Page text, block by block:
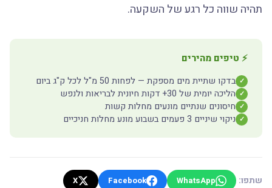
תהיה שווה כל רגע של השקעה.
⚡ טיפים מהירים
✓ בדקו שתיית מים מספקת — לפחות 50 מ"ל לכל ק"ג ביום
✓ הליכה יומית של 30+ דקות חיונית לבריאות ולנפש
✓ חיסונים שנתיים מונעים מחלות קשות
✓ ניקוי שיניים 3 פעמים בשבוע מונע מחלות חניכיים
שתפו: WhatsApp
Facebook
X